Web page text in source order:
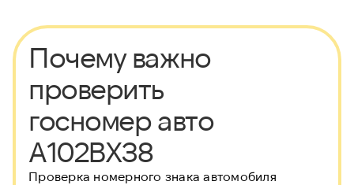
Почему важно
проверить
госномер авто
А102ВХ38
Проверка номерного знака автомобиля